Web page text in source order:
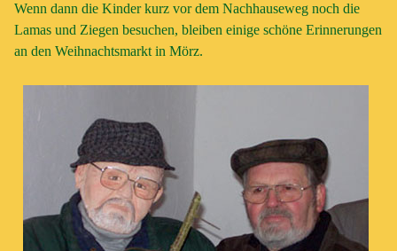
Wenn dann die Kinder kurz vor dem Nachhauseweg noch die
Lamas und Ziegen besuchen, bleiben einige schöne Erinnerungen
an den Weihnachtsmarkt in Mörz.